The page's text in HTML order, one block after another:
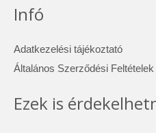
Infó
Adatkezelési tájékoztató
Általános Szerződési Feltételek
Ezek is